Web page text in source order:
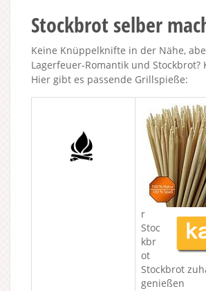
Stockbrot selber
Keine Knüppelknifte in der Nähe,
Lagerfeuer-Romantik und Stockbrot?
Hier gibt es passende Grillspieße:
r
Stoc
kbr
ot
Stockbrot
genießen